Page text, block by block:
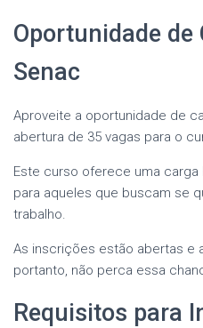
Oportunidade de
Senac
Aproveite a oportunidade de
abertura de 35 vagas para o
Este curso oferece uma
para aqueles que buscam se
trabalho.
As inscrições estão abertas e
portanto, não perca essa
Requisitos para